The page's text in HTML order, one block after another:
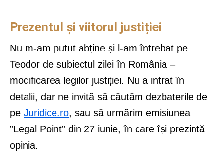
Prezentul și viitorul justiției
Nu m-am putut abține și l-am întrebat pe
Teodor de subiectul zilei în România –
modificarea legilor justiției. Nu a intrat în
detalii, dar ne invită să căutăm dezbaterile de
pe Juridice.ro, sau să urmărim emisiunea
”Legal Point” din 27 iunie, în care își prezintă
opinia.